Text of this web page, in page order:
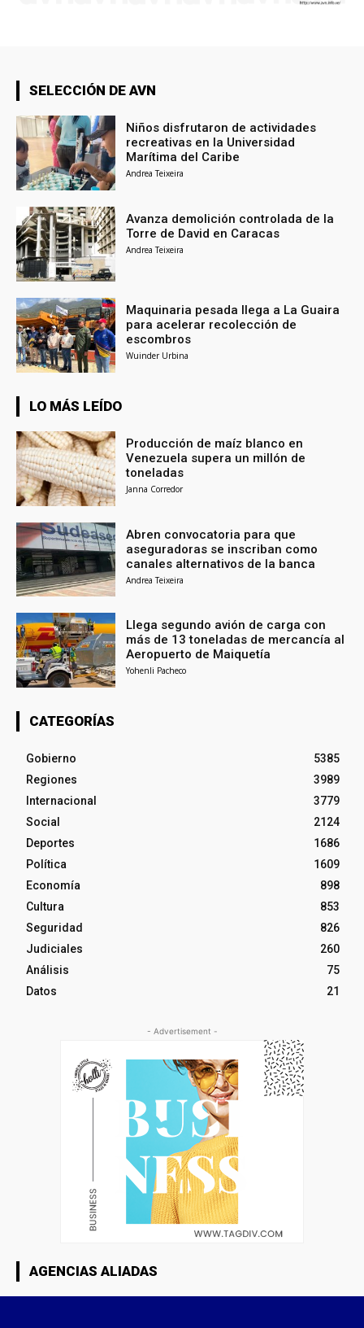
SELECCIÓN DE AVN
Niños disfrutaron de actividades
recreativas en la Universidad
Marítima del Caribe
Andrea Teixeira
Avanza demolición controlada de la
Torre de David en Caracas
Andrea Teixeira
Maquinaria pesada llega a La Guaira
para acelerar recolección de
escombros
Wuinder Urbina
LO MÁS LEÍDO
Producción de maíz blanco en
Venezuela supera un millón de
toneladas
Janna Corredor
Abren convocatoria para que
aseguradoras se inscriban como
canales alternativos de la banca
Andrea Teixeira
Llega segundo avión de carga con
más de 13 toneladas de mercancía al
Aeropuerto de Maiquetía
Yohenli Pacheco
CATEGORÍAS
Gobierno
5385
Regiones
3989
Internacional
3779
Social
2124
Deportes
1686
Política
1609
Economía
898
Cultura
853
Seguridad
826
Judiciales
260
Análisis
75
Datos
21
- Advertisement -
AGENCIAS ALIADAS